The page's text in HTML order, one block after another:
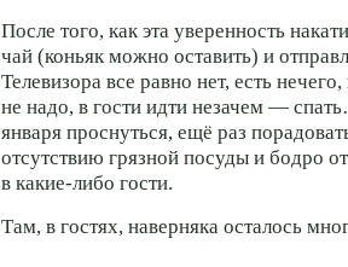
После того, как эта уверенность
чай (коньяк можно оставить) и
Телевизора все равно нет, есть
не надо, в гости идти незачем —
января проснуться, ещё раз
отсутствию грязной посуды и бодро
в какие-либо гости.
Там, в гостях, наверняка осталось